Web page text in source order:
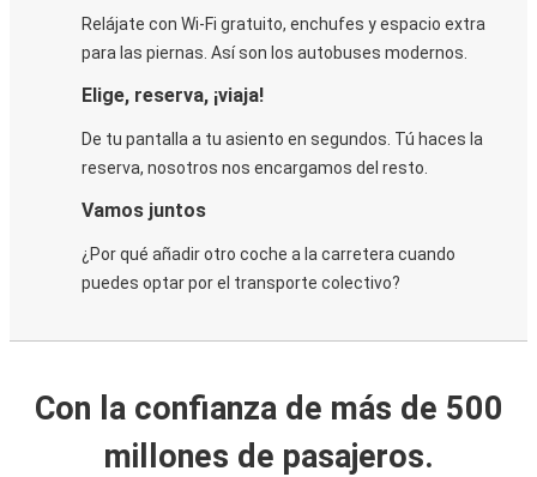
Relájate con Wi-Fi gratuito, enchufes y espacio extra
para las piernas. Así son los autobuses modernos.
Elige, reserva, ¡viaja!
De tu pantalla a tu asiento en segundos. Tú haces la
reserva, nosotros nos encargamos del resto.
Vamos juntos
¿Por qué añadir otro coche a la carretera cuando
puedes optar por el transporte colectivo?
Con la confianza de más de 500
millones de pasajeros.